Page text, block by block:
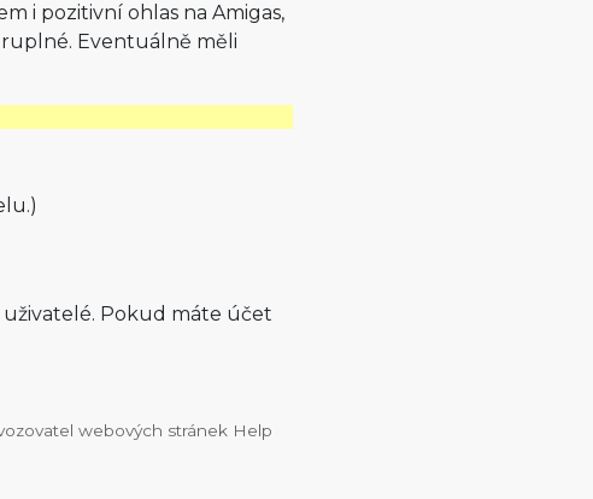
i pozitivní ohlas na Amigas,
Eventuálně měli
Pokud máte účet
webových stránek Help